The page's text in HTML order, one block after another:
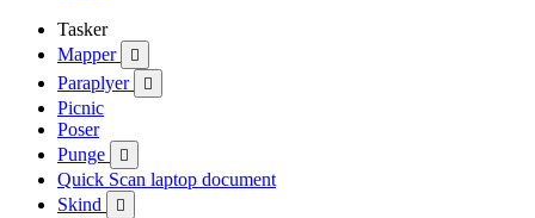
Tasker
Mapper

Paraplyer 
Picnic
Poser
Punge

Quick Scan laptop document
Skind
